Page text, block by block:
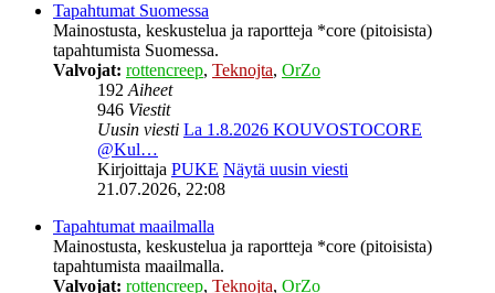
Tapahtumat Suomessa
Mainostusta, keskustelua ja raportteja *core (pitoisista)
tapahtumista Suomessa.
Valvojat: rottencreep, Teknojta, OrZo
192Aiheet
946 Viestit
Uusin viesti La 1.8.2026 KOUVOSTOCORE
@Kul…
Kirjoittaja PUKE Näytä uusin viesti
21.07.2026, 22:08
Tapahtumat maailmalla
Mainostusta, keskustelua ja raportteja *core (pitoisista)
tapahtumista maailmalla.
Valvojat: rottencreep, Teknojta, OrZo